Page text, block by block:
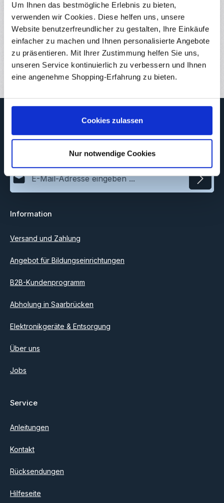
Um Ihnen das bestmögliche Erlebnis zu bieten,
verwenden wir Cookies. Diese helfen uns, unsere
Website benutzerfreundlicher zu gestalten, Ihre Einkäufe
einfacher zu machen und Ihnen personalisierte Angebote
zu präsentieren. Mit Ihrer Zustimmung helfen Sie uns,
unseren Service kontinuierlich zu verbessern und Ihnen
eine angenehme Shopping-Erfahrung zu bieten.
Cookies zulassen
Nur notwendige Cookies
3D-Dr…Mehr
Eigenschaften
Downloads
Bewertungen
Newsletter, um rechtzeitig über neue Produkte und Angebote
informiert zu werden.
E-Mail-Adresse*
Ich habe dieDatenschutzbestimmungen
einverstanden.
Information
Versand und Zahlung
Angebot für Bildungseinrichtungen
B2B-Kundenprogramm
Abholung in Saarbrücken
Elektronikgeräte & Entsorgung
Über uns
Jobs
Service
Anleitungen
Kontakt
Rücksendungen
Hilfeseite